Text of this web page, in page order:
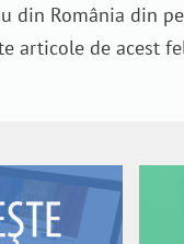
din România din
articole de acest